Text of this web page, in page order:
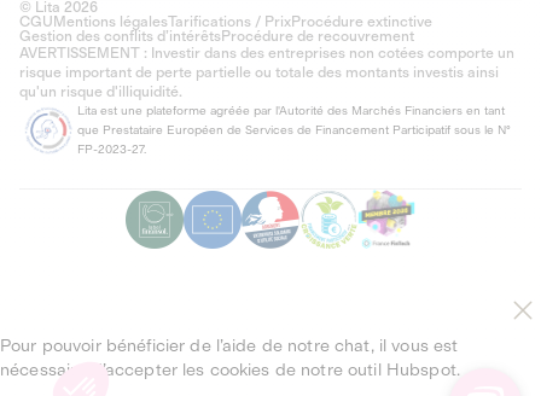
© Lita 2026
CGU Mentions légalesTarifications / PrixProcédure extinctive
Gestion des conflits d’intérêtsProcédure de recouvrement
AVERTISSEMENT : Investir dans des entreprises non cotées comporte un
risque important de perte partielle ou totale des montants investis ainsi
qu'un risque d'illiquidité.
Lita est une plateforme agréée par l'Autorité des Marchés Financiers en tant
que Prestataire Européen de Services de Financement Participatif sous le N°
FP-2023-27.
Pour pouvoir bénéficier de l’aide de notre chat, il vous est
nécessaire d’accepter les cookies de notre outil Hubspot.